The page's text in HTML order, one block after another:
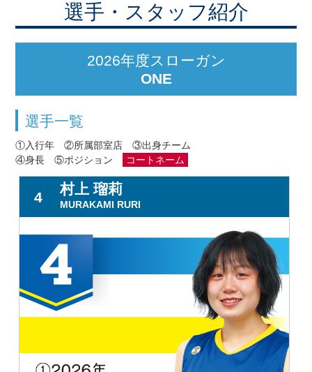
選手・スタッフ紹介
2026年度スローガン
ONE
選手一覧
①入行年 ②所属部室店 ③出身チーム
④身長 ⑤ポジション
コートネーム
4
村上 瑠莉
MURAKAMI RURI